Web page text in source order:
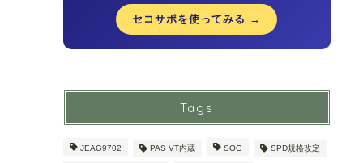
セコサポを使ってみる →
Tags
JEAG9702 PAS VT内蔵 SOG SPD規格改定